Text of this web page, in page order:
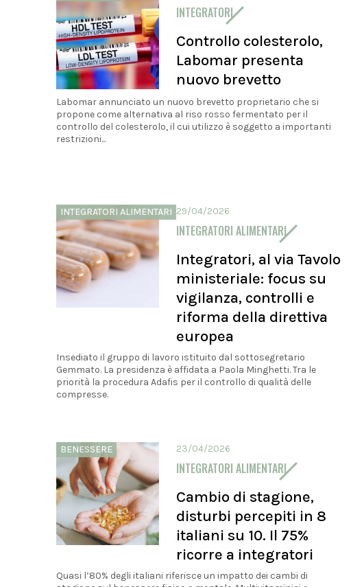
INTEGRATORI
Controllo colesterolo,
Labomar presenta
nuovo brevetto
Labomar annunciato un nuovo brevetto proprietario che si
propone come alternativa al riso rosso fermentato per il
controllo del colesterolo, il cui utilizzo è soggetto a importanti
restrizioni...
INTEGRATORI ALIMENTARI 29/04/2026
INTEGRATORI ALIMENTARI
Integratori, al via Tavolo
ministeriale: focus su
vigilanza, controlli e
riforma della direttiva
europea
Insediato il gruppo di lavoro istituito dal sottosegretario
Gemmato. La presidenza è affidata a Paola Minghetti. Tra le
priorità la procedura Adafis per il controllo di qualità delle
compresse.
BENESSERE 23/04/2026
INTEGRATORI ALIMENTARI
Cambio di stagione,
disturbi percepiti in 8
italiani su 10. Il 75%
ricorre a integratori
Quasi l’80% degli italiani riferisce un impatto dei cambi di